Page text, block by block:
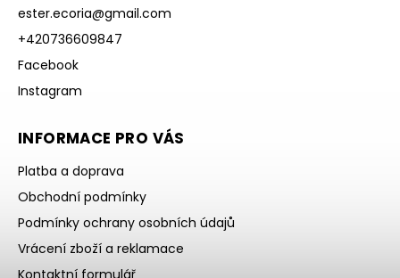
ester.ecoria@gmail.com
+420736609847
Facebook
Instagram
INFORMACE PRO VÁS
Platba a doprava
Obchodní podmínky
Podmínky ochrany osobních údajů
Vrácení zboží a reklamace
Kontaktní formulář